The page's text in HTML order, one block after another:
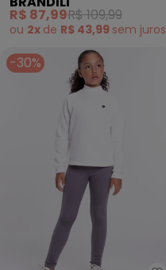
Floral (Natural)
R$ 87,99R$ 109,99
ou 2x de R$ 43,99 sem juros
-30%